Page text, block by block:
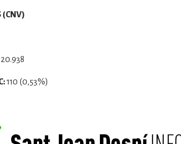
(CNV)
20.938
110 (0,53%)